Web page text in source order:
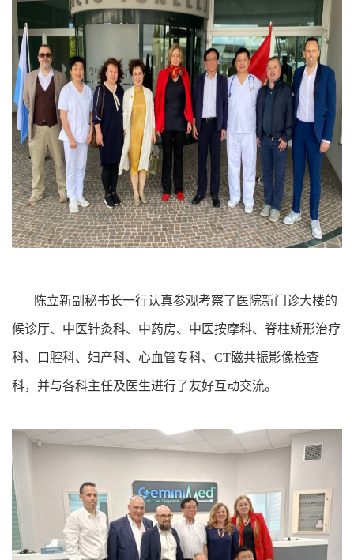
陈立新副秘书长一行认真参观考察了医院新门诊大楼的
候诊厅、中医针灸科、中药房、中医按摩科、脊柱矫形治疗
科、口腔科、妇产科、心血管专科、CT磁共振影像检查
科，并与各科主任及医生进行了友好互动交流。